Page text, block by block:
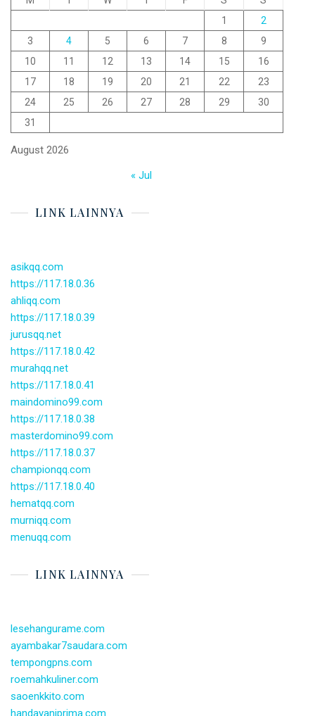
August 2026
1
2
3
4 5 6 7 8
9
10
11 12 13 14 15
16
17
18 19 20 21 22
23
24
25 26 27 28 29
30
31
« Jul
LINK LAINNYA
asikqq.com
https://117.18.0.36
ahliqq.com
https://117.18.0.39
jurusqq.net
https://117.18.0.42
murahqq.net
https://117.18.0.41
maindomino99.com
https://117.18.0.38
masterdomino99.com
https://117.18.0.37
championqq.com
https://117.18.0.40
hematqq.com
murniqq.com
menuqq.com
LINK LAINNYA
lesehangurame.com
ayambakar7saudara.com
tempongpns.com
roemahkuliner.com
saoenkkito.com
handayaniprima.com